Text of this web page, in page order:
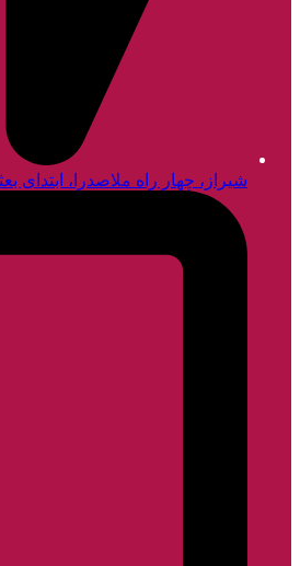
شیراز، چهار راه ملاصدرا، ابتدای